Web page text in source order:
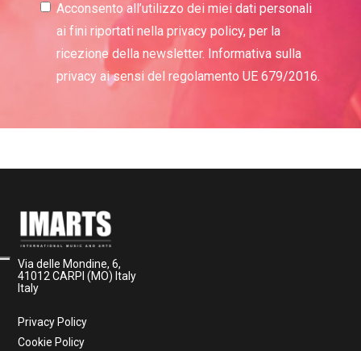
Acconsento all’utilizzo dei miei dati personali
ai fini riportati nella privacy policy, per la
ricezione della newsletter. Informativa sulla
privacy ai sensi del regolamento UE 679/2016.
Via delle Mondine, 6,
41012 CARPI (MO) Italy
Italy
Privacy Policy
Cookie Policy